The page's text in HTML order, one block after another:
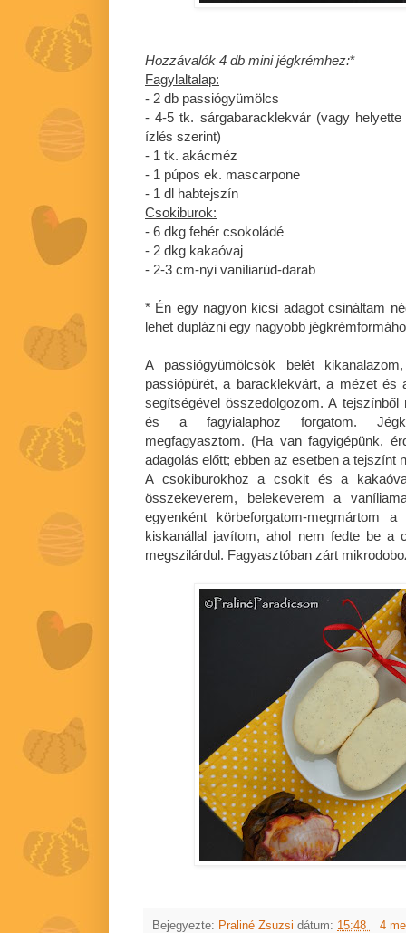
Hozzávalók 4 db mini jégkrémhez:*
Fagylaltalap:
- 2 db passiógyümölcs
- 4-5 tk. sárgabaracklekvár (vagy
ízlés szerint)
- 1 tk. akácméz
- 1 púpos ek. mascarpone
- 1 dl habtejszín
Csokiburok:
- 6 dkg fehér csokoládé
- 2 dkg kakaóvaj
- 2-3 cm-nyi vaníliarúd-darab
* Én egy nagyon kicsi adagot csináltam
lehet duplázni egy nagyobb
A passiógyümölcsök belét
passiópürét, a baracklekvárt, a mézet és
segítségével összedolgozom. A
és a fagyialaphoz forgatom.
megfagyasztom. (Ha van fagyigépünk,
adagolás előtt; ebben az esetben a tejszínt
A csokiburokhoz a csokit és a
összekeverem, belekeverem a
egyenként körbeforgatom-megmártom
kiskanállal javítom, ahol nem fedte be a
megszilárdul. Fagyasztóban zárt
Bejegyezte: Praliné Zsuzsi dátum: 15:48
4